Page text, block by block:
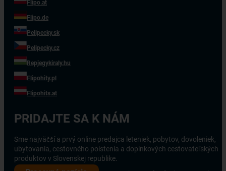
Flipo.at
Flipo.de
Pelipecky.sk
Pelipecky.cz
Repjegykiraly.hu
Flipohity.pl
Flipohits.at
PRIDAJTE SA K NÁM
Sme najväčší a prvý online predajca leteniek, pobytov, dovoleniek,
ubytovania, cestovného poistenia a doplnkových cestovateľských
produktov v Slovenskej republike.